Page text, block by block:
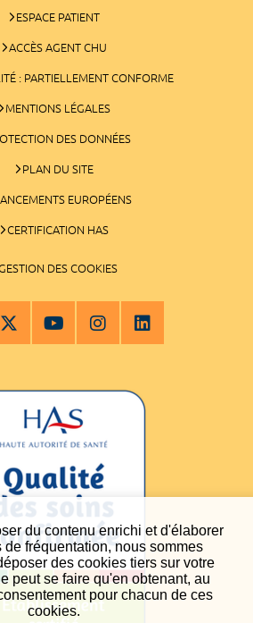
du contenu enrichi et d'élaborer
de fréquentation, nous sommes
des cookies tiers sur votre
peut se faire qu'en obtenant, au
pour chacun de ces
cookies.
ESPACE PATIENT
ACCÈS AGENT CHU
: PARTIELLEMENT CONFORME
MENTIONS LÉGALES
DES DONNÉES
PLAN DU SITE
EUROPÉENS
CERTIFICATION HAS
DES COOKIES